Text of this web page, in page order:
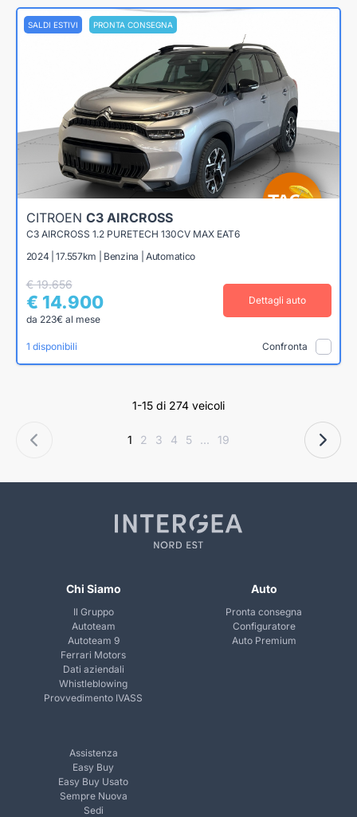
SALDI ESTIVI PRONTA CONSEGNA
CITROEN C3 AIRCROSS
C3 AIRCROSS 1.2 PURETECH 130CV MAX EAT6
2024 | 17.557km | Benzina | Automatico
€ 19.656
€ 14.900
da 223€ al mese
Dettagli auto
1 disponibili Confronta
1-15 di 274 veicoli
1 2 3 4 5 ... 19
Chi Siamo
Il Gruppo
Autoteam
Autoteam 9
Ferrari Motors
Dati aziendali
Whistleblowing
Provvedimento IVASS
Auto
Pronta consegna
Configuratore
Auto Premium
Assistenza
Easy Buy
Easy Buy Usato
Sempre Nuova
Sedi